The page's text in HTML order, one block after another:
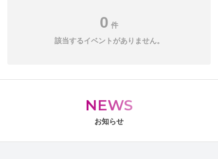
0 件
該当するイベントがありません。
NEWS
お知らせ